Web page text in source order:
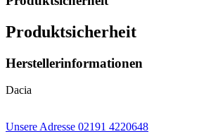
Produktsicherheit
Herstellerinformationen
Dacia
Unsere Adresse 02191 4220648